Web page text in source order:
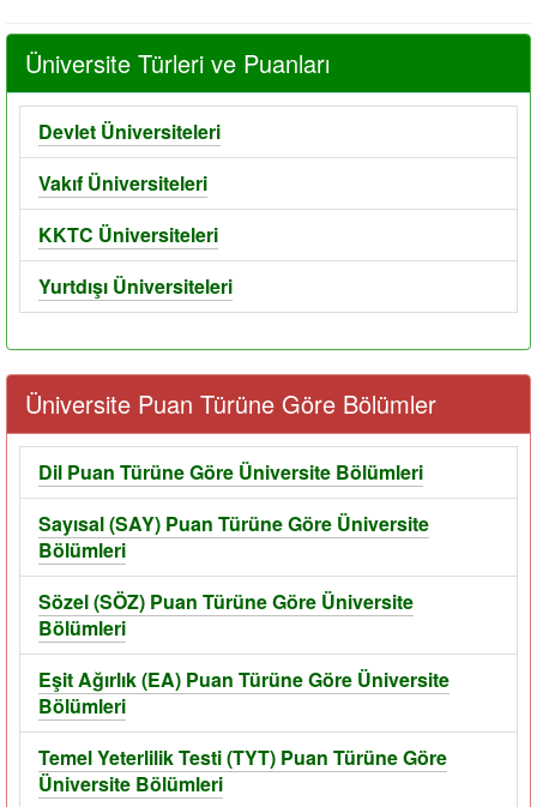
Üniversite Türleri ve Puanları
Devlet Üniversiteleri
Vakıf Üniversiteleri
KKTC Üniversiteleri
Yurtdışı Üniversiteleri
Üniversite Puan Türüne Göre Bölümler
Dil Puan Türüne Göre Üniversite Bölümleri
Sayısal (SAY) Puan Türüne Göre Üniversite
Bölümleri
Sözel (SÖZ) Puan Türüne Göre Üniversite
Bölümleri
Eşit Ağırlık (EA) Puan Türüne Göre Üniversite
Bölümleri
Temel Yeterlilik Testi (TYT) Puan Türüne Göre
Üniversite Bölümleri